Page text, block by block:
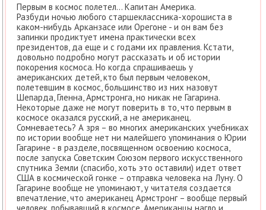
Первым в космос полетел… Капитан Америка.
Разбуди ночью любого старшеклассника-хорошиста в
каком-нибудь Арканзасе или Орегоне - и он вам без
запинки продиктует имена практически всех
президентов, да еще и с годами их правления. Кстати,
довольно подробно могут рассказать и об истории
покорения космоса. Но когда спрашиваешь у
американских детей, кто был первым человеком,
полетевшим в космос, большинство из них назовут
Шепарда, Гленна, Армстронга, но никак не Гагарина.
Некоторые даже не могут поверить в то, что первым в
космосе оказался русский, а не американец.
Сомневаетесь? А зря – во многих американских учебниках
по истории вообще нет ни малейшего упоминания о Юрии
Гагарине - в разделе, посвященном освоению космоса,
после запуска Советским Союзом первого искусственного
спутника Земли (спасибо, хоть это оставили) идет ответ
США в космической гонке – отправка человека на Луну. О
Гагарине вообще не упоминают, у читателя создается
впечатление, что американец Армстронг – вообще первый